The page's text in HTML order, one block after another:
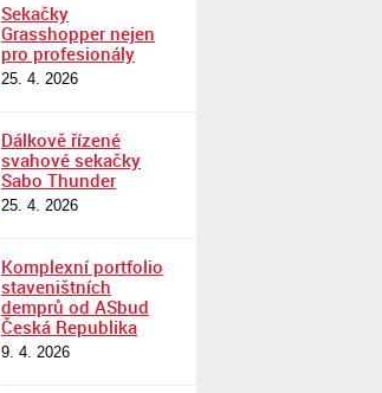
Sekačky
Grasshopper nejen
pro profesionály
25. 4. 2026
Dálkově řízené
svahové sekačky
Sabo Thunder
25. 4. 2026
Komplexní portfolio
staveništních
demprů od ASbud
Česká Republika
9. 4. 2026